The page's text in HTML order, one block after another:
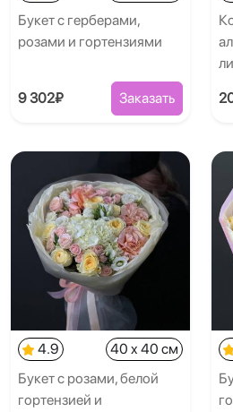
Букет с герберами,
розами и гортензиями
9 302₽ Заказать
4.9
40 x 40 см
Букет с розами, белой
гортензией и